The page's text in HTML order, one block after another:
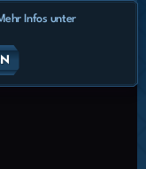
Infos unter